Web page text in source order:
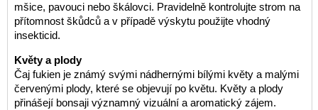
mšice, pavouci nebo škálovci. Pravidelně kontrolujte strom na
přítomnost škůdců a v případě výskytu použijte vhodný
insekticid.
Květy a plody
Čaj fukien je známý svými nádhernými bílými květy a malými
červenými plody, které se objevují po květu. Květy a plody
přinášejí bonsaji významný vizuální a aromatický zájem.